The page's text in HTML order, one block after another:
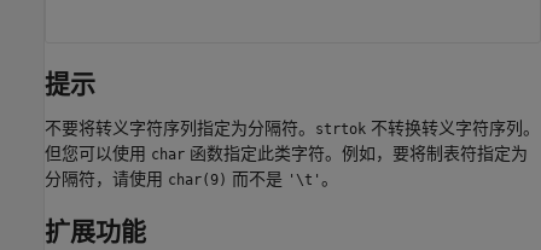
提示
不要将转义字符序列指定为分隔符。 strtok 不转换转义字符序列。
但您可以使用 char 函数指定此类字符。例如，要将制表符指定为
分隔符，请使用 char(9) 而不是 '\t' 。
扩展功能